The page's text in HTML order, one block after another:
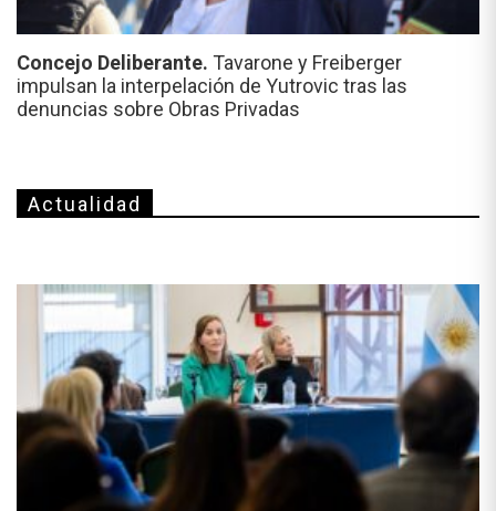
Concejo Deliberante. Tavarone y Freiberger
impulsan la interpelación de Yutrovic tras las
denuncias sobre Obras Privadas
Actualidad